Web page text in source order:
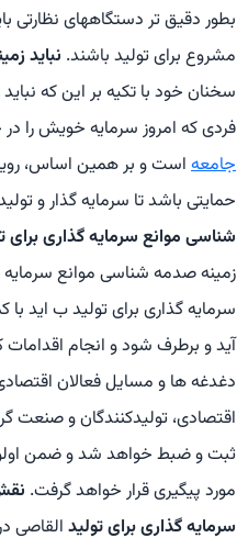
بطور دقیق تر دستگاههای نظارتی
مشروع برای تولید باشند. نباید
سخنان خود با تکیه بر این که
فردی که امروز سرمایه خویش را
جامعه است و بر همین اساس،
حمایتی باشد تا سرمایه گذار و
شناسی موانع سرمایه گذاری برای
زمینه صدمه شناسی موانع سرمایه
سرمایه گذاری برای تولید ب اید
آید و برطرف شود و انجام
دغدغه ها و مسایل فعالان
اقتصادی، تولیدکنندگان و صنعت
ثبت و ضبط خواهد شد و ضمن
مورد پیگیری قرار خواهد گرفت.
سرمایه گذاری برای تولید القاصی